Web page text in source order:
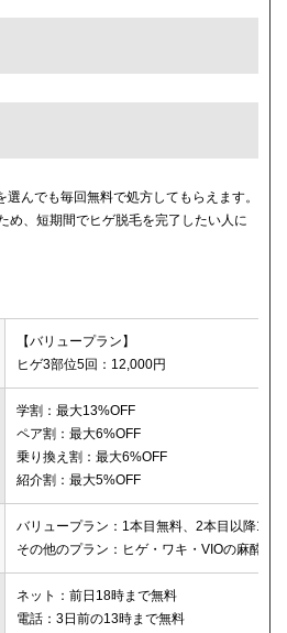
んでも毎回無料で処方してもらえます。
め、短期間でヒゲ脱毛を完了したい人に
【バリュープラン】
ヒゲ3部位5回：12,000円
学割：最大13%OFF
ペア割：最大6%OFF
乗り換え割：最大6%OFF
紹介割：最大5%OFF
バリュープラン：1本目無料、2本目以降1本
その他のプラン：ヒゲ・ワキ・VIOの麻酔が
ネット：前日18時まで無料
電話：3日前の13時まで無料